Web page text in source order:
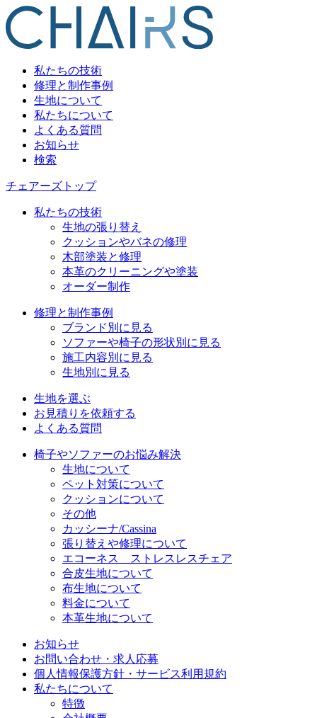
私たちの技術
修理と制作事例
生地について
私たちについて
よくある質問
お知らせ
検索
チェアーズトップ
私たちの技術
生地の張り替え
クッションやバネの修理
木部塗装と修理
本革のクリーニングや塗装
オーダー制作
修理と制作事例
ブランド別に見る
ソファーや椅子の形状別に見る
施工内容別に見る
生地別に見る
生地を選ぶ
お見積りを依頼する
よくある質問
椅子やソファーのお悩み解決
生地について
ペット対策について
クッションについて
その他
カッシーナ/Cassina
張り替えや修理について
エコーネス ストレスレスチェア
合皮生地について
布生地について
料金について
本革生地について
お知らせ
お問い合わせ・求人応募
個人情報保護方針・サービス利用規約
私たちについて
特徴